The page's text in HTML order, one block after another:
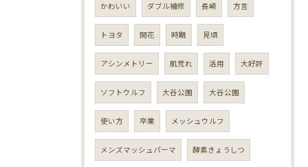
かわいい ダブル補修 長崎 方言
トヨタ 開花 時期 見頃
アシンメトリー 肌荒れ 活用 大好評
ソフトウルフ 大谷公園 大谷公園
使い方 卒業 メッシュウルフ
メンズマッシュパーマ 酵素きょうしつ